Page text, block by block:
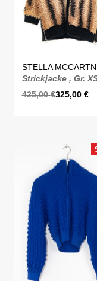
STELLA
Strickjacke , Gr.
425,00€325,00 €